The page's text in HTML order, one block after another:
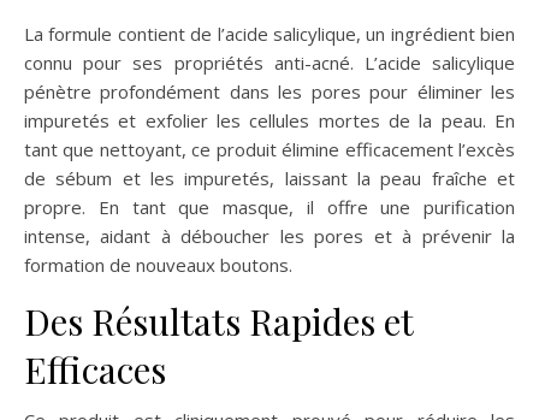
La formule contient de l’acide salicylique, un ingrédient bien
connu pour ses propriétés anti-acné. L’acide salicylique
pénètre profondément dans les pores pour éliminer les
impuretés et exfolier les cellules mortes de la peau. En
tant que nettoyant, ce produit élimine efficacement l’excès
de sébum et les impuretés, laissant la peau fraîche et
propre. En tant que masque, il offre une purification
intense, aidant à déboucher les pores et à prévenir la
formation de nouveaux boutons.
Des Résultats Rapides et
Efficaces